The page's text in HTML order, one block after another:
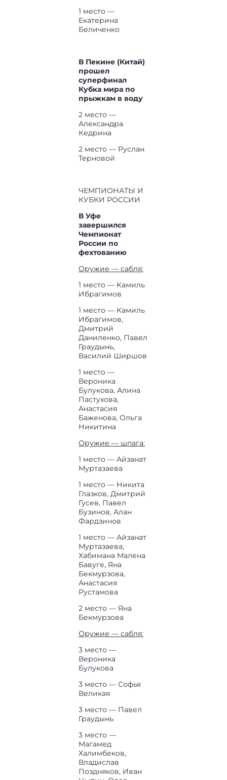
1 место —
Екатерина
Беличенко
В Пекине (Китай)
прошел
суперфинал
Кубка мира по
прыжкам в воду
2 место —
Александра
Кедрина
2 место — Руслан
Терновой
ЧЕМПИОНАТЫ И
КУБКИ РОССИИ
В Уфе
завершился
Чемпионат
России по
фехтованию
Оружие — сабля:
1 место — Камиль
Ибрагимов
1 место — Камиль
Ибрагимов,
Дмитрий
Даниленко, Павел
Граудынь,
Василий Ширшов
1 место —
Вероника
Булукова, Алина
Пастухова,
Анастасия
Баженова, Ольга
Никитина
Оружие — шпага:
1 место — Айзанат
Муртазаева
1 место — Никита
Глазков, Дмитрий
Гусев, Павел
Бузинов, Алан
Фардзинов
1 место — Айзанат
Муртазаева,
Хабимана Малена
Бавуге, Яна
Бекмурзова,
Анастасия
Рустамова
2 место — Яна
Бекмурзова
Оружие — сабля:
3 место —
Вероника
Булукова
3 место — Софья
Великая
3 место — Павел
Граудынь
3 место —
Магамед
Халимбеков,
Владислав
Поздняков, Иван